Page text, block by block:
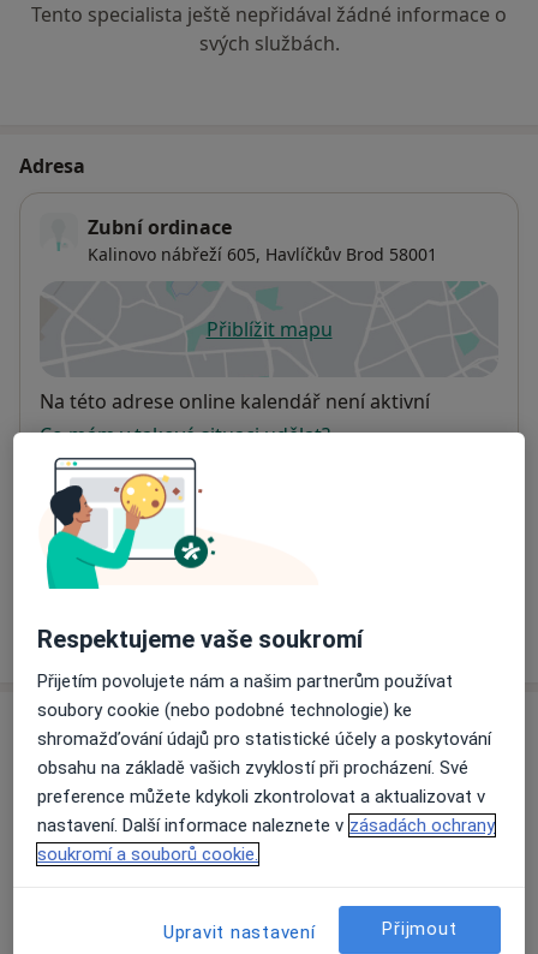
Tento specialista ještě nepřidával žádné informace o
svých službách.
Adresa
Zubní ordinace
Kalinovo nábřeží 605, Havlíčkův Brod 58001
Přiblížit mapuse otevře v nové záložce
Dostupnost
Na této adrese online kalendář není aktivní
Co mám v takové situaci udělat?
Způsoby platby (soukromé návštěvy)
Na teto adrese lékař přijímá pacienty na pojišťovnu
Detaily
Víceo adrese
Názory
Přidejte svůj názor
Respektujeme vaše soukromí
Přijetím povolujete nám a našim partnerům používat
soubory cookie (nebo podobné technologie) ke
shromažďování údajů pro statistické účely a poskytování
obsahu na základě vašich zvyklostí při procházení. Své
preference můžete kdykoli zkontrolovat a aktualizovat v
nastavení. Další informace naleznete v zásadách ochrany
soukromí a souborů cookie.
Upravit nastavení Přijmout